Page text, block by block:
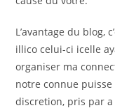
L’avantage du blog,
illico celui-ci icelle
organiser ma
notre connue puisse
discretion, pris par